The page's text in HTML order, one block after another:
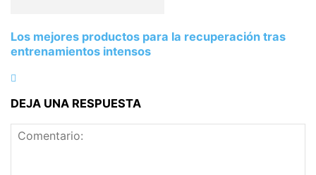
Los mejores productos para la recuperación tras
entrenamientos intensos
DEJA UNA RESPUESTA